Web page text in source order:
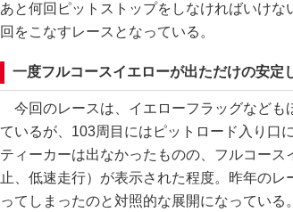
あと何回ピットストップをしなければいけな
回をこなすレースとなっている。
一度フルコースイエローが出ただけの安定
今回のレースは、イエローフラッグなども
ているが、103周目にはピットロード入り口
ティーカーは出なかったものの、フルコー
止、低速走行）が表示された程度。昨年の
ってしまったのと対照的な展開になっている。